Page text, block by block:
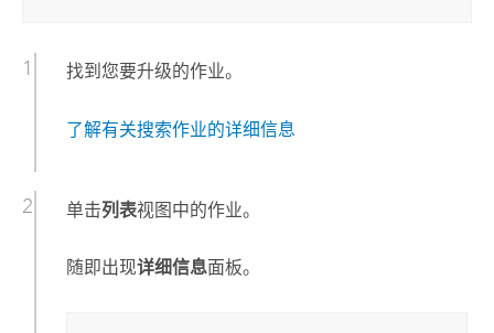
找到您要升级的作业。
了解有关搜索作业的详细信息
单击列表视图中的作业。
随即出现详细信息面板。